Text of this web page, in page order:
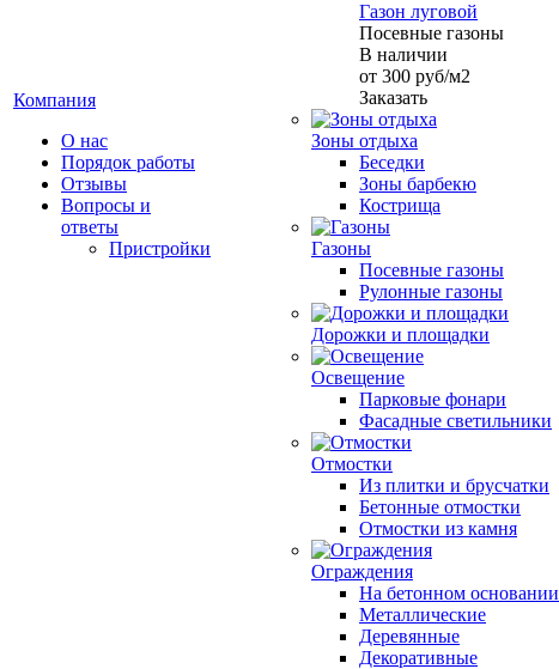
Компания
О нас
Порядок работы
Отзывы
Вопросы и
ответы
Пристройки
Газон луговой
Посевные газоны
В наличии
от 300 руб/м2
Заказать
Зоны отдыха
Беседки
Зоны барбекю
Кострища
Газоны
Посевные газоны
Рулонные газоны
Дорожки и площадки
Освещение
Парковые фонари
Фасадные светильники
Отмостки
Из плитки и брусчатки
Бетонные отмостки
Отмостки из камня
Ограждения
На бетонном основании
Металлические
Деревянные
Декоративные